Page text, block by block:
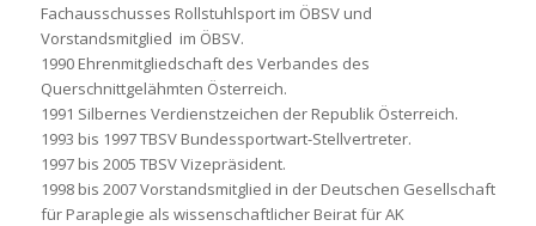
Fachausschusses Rollstuhlsport im ÖBSV und
Vorstandsmitglied im ÖBSV.
1990 Ehrenmitgliedschaft des Verbandes des
Querschnittgelähmten Österreich.
1991 Silbernes Verdienstzeichen der Republik Österreich.
1993 bis 1997 TBSV Bundessportwart-Stellvertreter.
1997 bis 2005 TBSV Vizepräsident.
1998 bis 2007 Vorstandsmitglied in der Deutschen Gesellschaft
für Paraplegie als wissenschaftlicher Beirat für AK